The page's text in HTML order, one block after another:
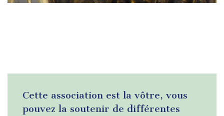
Cette association est la vôtre, vous
pouvez la soutenir de différentes